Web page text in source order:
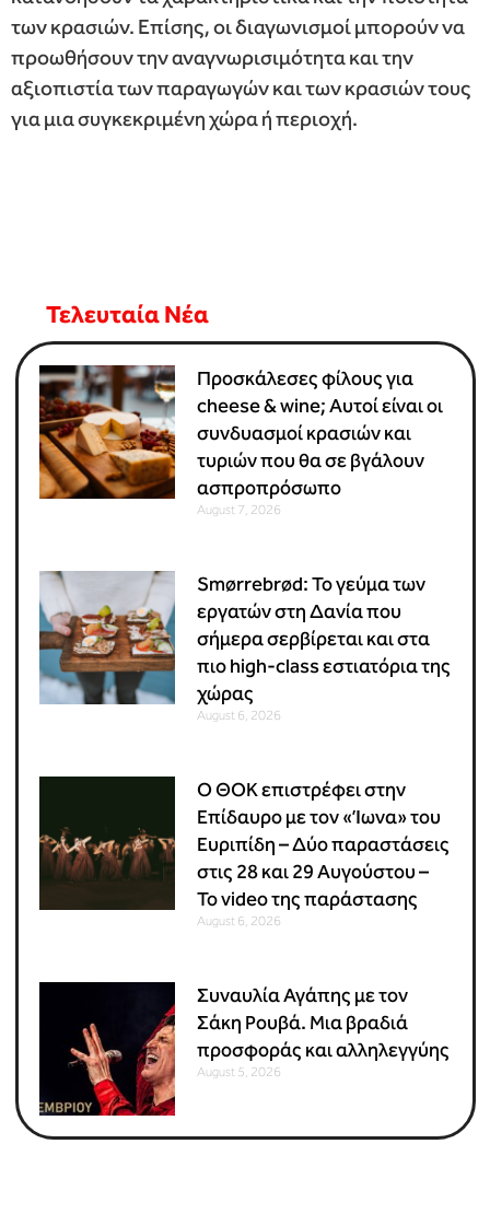
των κρασιών. Επίσης, οι διαγωνισμοί μπορούν να
προωθήσουν την αναγνωρισιμότητα και την
αξιοπιστία των παραγωγών και των κρασιών τους
για μια συγκεκριμένη χώρα ή περιοχή.
Τελευταία Νέα
Προσκάλεσες φίλους για
cheese & wine; Αυτοί είναι οι
συνδυασμοί κρασιών και
τυριών που θα σε βγάλουν
ασπροπρόσωπο
August 7, 2026
Smørrebrød: Το γεύμα των
εργατών στη Δανία που
σήμερα σερβίρεται και στα
πιο high-class εστιατόρια της
χώρας
August 6, 2026
Ο ΘΟΚ επιστρέφει στην
Επίδαυρο με τον «Ίωνα» του
Ευριπίδη – Δύο παραστάσεις
στις 28 και 29 Αυγούστου –
Το video της παράστασης
August 6, 2026
Συναυλία Αγάπης με τον
Σάκη Ρουβά. Μια βραδιά
προσφοράς και αλληλεγγύης
August 5, 2026